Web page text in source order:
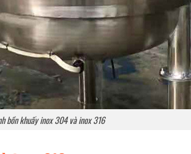
bồn khuấy inox 304 và inox 316